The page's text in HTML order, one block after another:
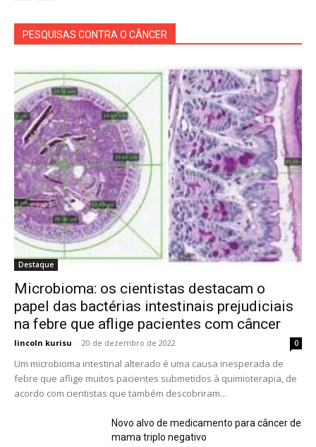
PESQUISAS CONTRA O CÂNCER
Destaque
Microbioma: os cientistas destacam o
papel das bactérias intestinais prejudiciais
na febre que aflige pacientes com câncer
lincoln kurisu - 20 de dezembro de 2022 0
Um microbioma intestinal alterado é uma causa inesperada de
febre que aflige muitos pacientes submetidos à quimioterapia, de
acordo com cientistas que também descobriram...
Novo alvo de medicamento para câncer de
mama triplo negativo